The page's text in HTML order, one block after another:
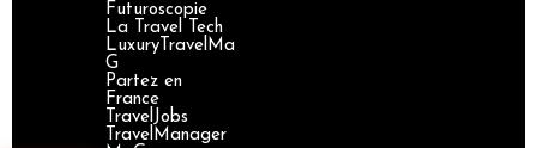
Futuroscopie
La Travel Tech
LuxuryTravelMa
G
Partez en
France
TravelJobs
TravelManager